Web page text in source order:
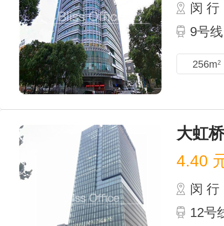
闵 行
9号
256m2
大虹
4.40
闵 行
12号